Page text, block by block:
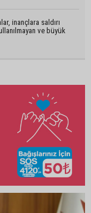
inançlara saldırı
ve büyük